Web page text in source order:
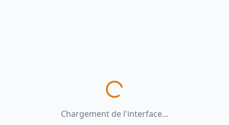
Chargement de l'interface...